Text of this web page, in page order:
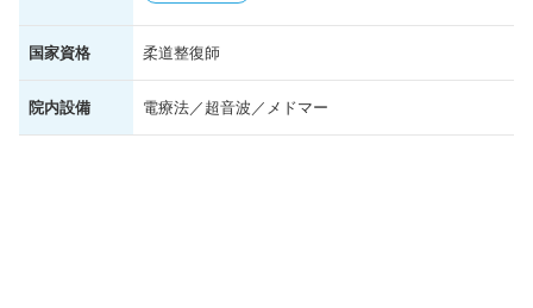
国家資格 柔道整復師
院内設備 電療法／超音波／メドマー